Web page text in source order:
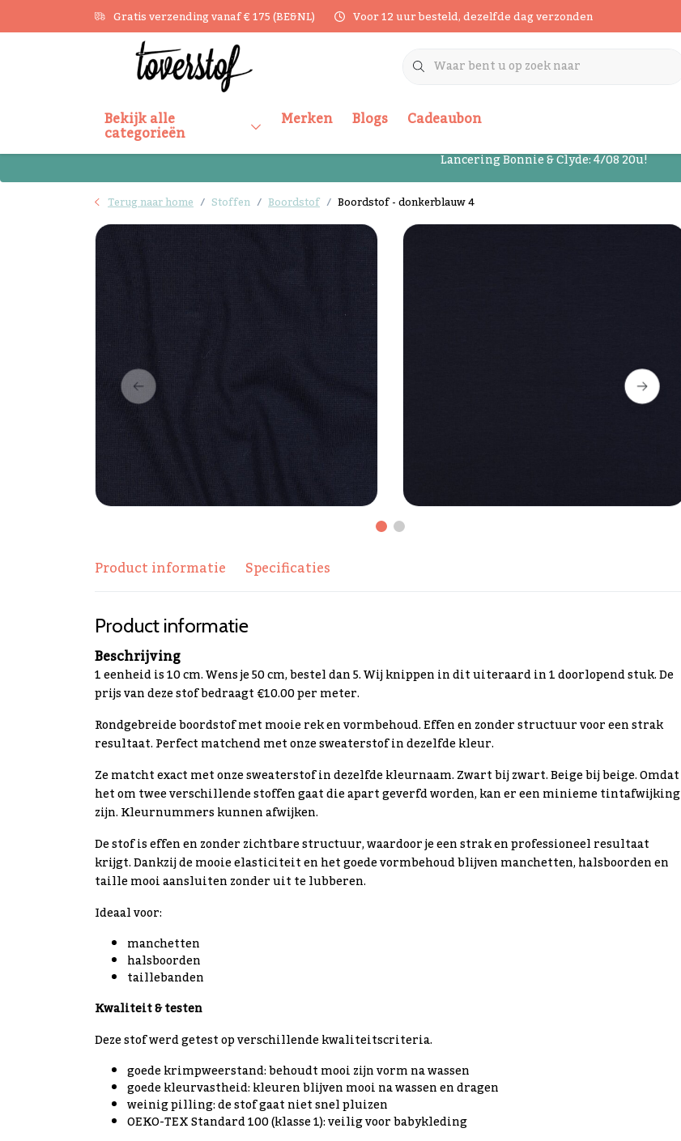
Gratis verzending vanaf € 175 (BE&NL) Voor 12 uur besteld, dezelfde dag verzonden
Bekijk alle
categorieën
Merken Blogs Cadeaubon
Lancering Bonnie & Clyde: 4/08 20u!
Terug naar home Stoffen Boordstof Boordstof - donkerblauw 4
Product informatie Specificaties
Product informatie
Beschrijving
1 eenheid is 10 cm. Wens je 50 cm, bestel dan 5. Wij knippen in dit uiteraard in 1 doorlopend stuk. De
prijs van deze stof bedraagt €10.00 per meter.
Rondgebreide boordstof met mooie rek en vormbehoud. Effen en zonder structuur voor een strak
resultaat. Perfect matchend met onze sweaterstof in dezelfde kleur.
Ze matcht exact met onze sweaterstof in dezelfde kleurnaam. Zwart bij zwart. Beige bij beige. Omdat
het om twee verschillende stoffen gaat die apart geverfd worden, kan er een minieme tintafwijking
zijn. Kleurnummers kunnen afwijken.
De stof is effen en zonder zichtbare structuur, waardoor je een strak en professioneel resultaat
krijgt. Dankzij de mooie elasticiteit en het goede vormbehoud blijven manchetten, halsboorden en
taille mooi aansluiten zonder uit te lubberen.
Ideaal voor:
manchetten
halsboorden
taillebanden
Kwaliteit & testen
Deze stof werd getest op verschillende kwaliteitscriteria.
goede krimpweerstand: behoudt mooi zijn vorm na wassen
goede kleurvastheid: kleuren blijven mooi na wassen en dragen
weinig pilling: de stof gaat niet snel pluizen
OEKO-TEX Standard 100 (klasse 1): veilig voor babykleding